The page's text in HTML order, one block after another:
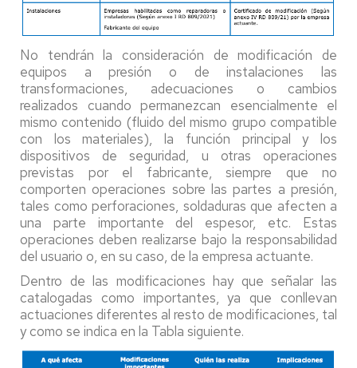
No tendrán la consideración de modificación de
equipos a presión o de instalaciones las
transformaciones, adecuaciones o cambios
realizados cuando permanezcan esencialmente el
mismo contenido (fluido del mismo grupo compatible
con los materiales), la función principal y los
dispositivos de seguridad, u otras operaciones
previstas por el fabricante, siempre que no
comporten operaciones sobre las partes a presión,
tales como perforaciones, soldaduras que afecten a
una parte importante del espesor, etc. Estas
operaciones deben realizarse bajo la responsabilidad
del usuario o, en su caso, de la empresa actuante.
Dentro de las modificaciones hay que señalar las
catalogadas como importantes, ya que conllevan
actuaciones diferentes al resto de modificaciones, tal
y como se indica en la Tabla siguiente.